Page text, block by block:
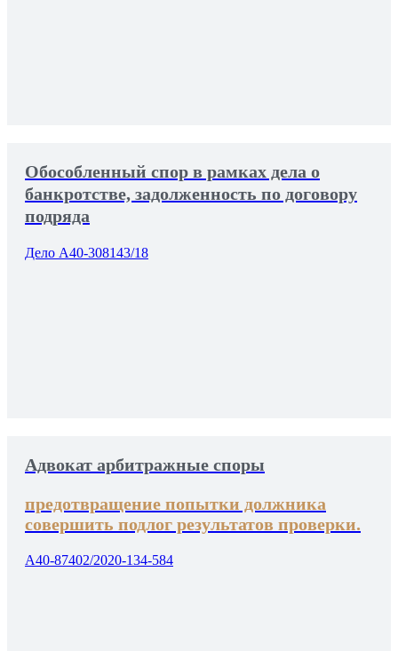
Обособленный спор в рамках дела о
банкротстве, задолженность по договору
подряда
Дело А40-308143/18
Адвокат арбитражные споры
предотвращение попытки должника
совершить подлог результатов проверки.
А40-87402/2020-134-584